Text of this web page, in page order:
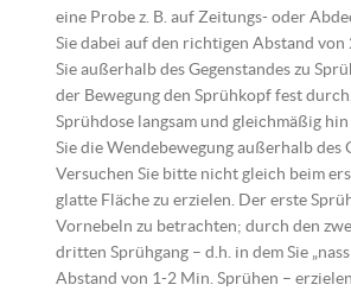
eine Probe z. B. auf Zeitungs- oder
Sie dabei auf den richtigen Abstand von
Sie außerhalb des Gegenstandes zu
der Bewegung den Sprühkopf fest
Sprühdose langsam und gleichmäßig
Sie die Wendebewegung außerhalb des
Versuchen Sie bitte nicht gleich beim
glatte Fläche zu erzielen. Der erste
Vornebeln zu betrachten; durch den
dritten Sprühgang – d.h. in dem Sie
Abstand von 1-2 Min. Sprühen –